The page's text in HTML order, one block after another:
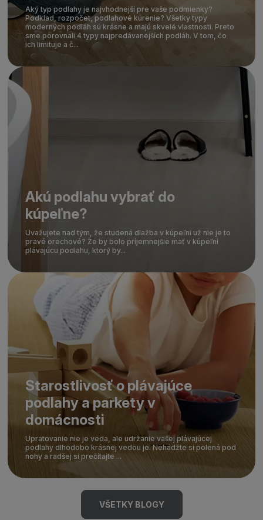
Aký typ podlahy je najvhodnejší pre vaše podmienky?
Podklad, rozpočet, podlahové kúrenie? Všetky typy
moderných podláh sú krásne a majú skvelé vlastnosti. Preto
sme porovnali 4 typy najpredávanejších podláh. V tom, čo
ich limituje a č...
Akú podlahu vybrať do
kúpeľne?
Uvažujete nad tým, že studená dlažba v kúpeľni už nie je to
pravé orechové? Že by bolo príjemnejšie mať v kúpeľni
plávajúcu podlahu, ktorý by...
Starostlivosť o plávajúce
podlahy a parkety v
domácnosti
Upratovanie nie je veda, ale udržanie vašej plávajúcej
podlahy dlhodobo krásnej vedou je. Nehádžte si polená pod
nohy a radšej si prečítajte ...
VŠETKY BLOGY